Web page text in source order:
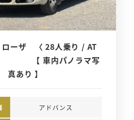
ーザ 〈 28人乗り / AT
内パノラマ写
真あり 】
アドバンス